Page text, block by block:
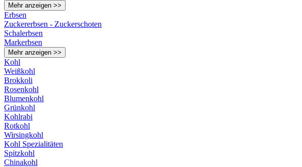
Mehr anzeigen >>
Erbsen
Zuckererbsen - Zuckerschoten
Schalerbsen
Markerbsen
Mehr anzeigen >>
Kohl
Weißkohl
Brokkoli
Rosenkohl
Blumenkohl
Grünkohl
Kohlrabi
Rotkohl
Wirsingkohl
Kohl Spezialitäten
Spitzkohl
Chinakohl